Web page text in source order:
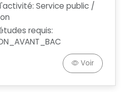
Service public /
requis:
Voir